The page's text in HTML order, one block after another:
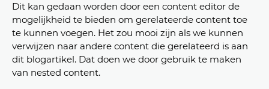
Dit kan gedaan worden door een content editor de
mogelijkheid te bieden om gerelateerde content toe
te kunnen voegen. Het zou mooi zijn als we kunnen
verwijzen naar andere content die gerelateerd is aan
dit blogartikel. Dat doen we door gebruik te maken
van nested content.